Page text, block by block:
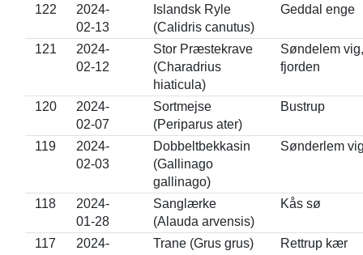
122
2024-
02-13
Islandsk Ryle
(Calidris canutus)
Geddal enge
121
2024-
02-12
Stor Præstekrave
(Charadrius
hiaticula)
Søndelem vig,
fjorden
120
2024-
02-07
Sortmejse
(Periparus ater)
Bustrup
119
2024-
02-03
Dobbeltbekkasin
(Gallinago
gallinago)
Sønderlem
118
2024-
01-28
Sanglærke
(Alauda arvensis)
Kås sø
117
2024-
Trane (Grus grus) Rettrup kær